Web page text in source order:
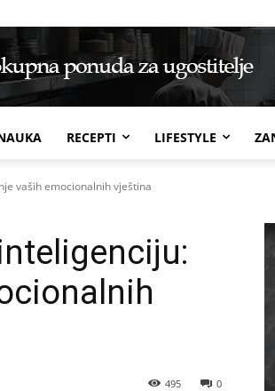
RECEPTI LIFESTYLE
vaših emocionalnih vještina
0
495